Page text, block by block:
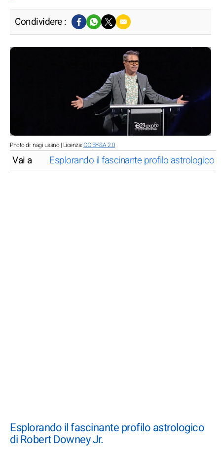
Condividere :
Photo di: nagi usano | Licenza:CC BY-SA 2.0
Vai a Esplorando il fascinante profilo astrologico
Esplorando il fascinante profilo astrologico
di Robert Downey Jr.